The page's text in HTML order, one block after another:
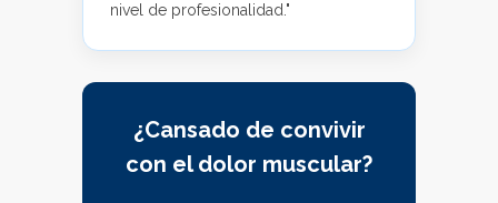
nivel de profesionalidad."
¿Cansado de convivir
con el dolor muscular?